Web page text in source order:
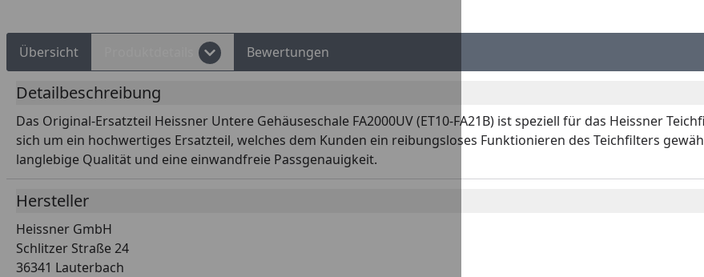
Übersicht Bewertungen
Detailbeschreibung
Das Original-Ersatzteil Heissner Untere Gehäuseschale FA2000UV (ET10-FA21B) ist speziell für das Heissner
sich um ein hochwertiges Ersatzteil, welches dem Kunden ein reibungsloses Funktionieren des Teichfilters
langlebige Qualität und eine einwandfreie Passgenauigkeit.
Hersteller
Heissner GmbH
Schlitzer Straße 24
36341 Lauterbach